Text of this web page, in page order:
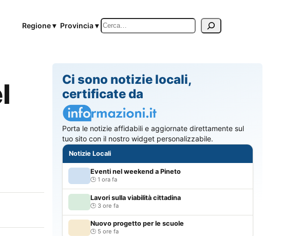
Regione ▾ Provincia ▾ Cerca
Ci sono notizie locali,
certificate da
Porta le notizie affidabili e aggiornate direttamente sul
tuo sito con il nostro widget personalizzabile.
Notizie Locali
Eventi nel weekend a Pineto
1 ora fa
Lavori sulla viabilità cittadina
3 ore fa
Nuovo progetto per le scuole
5 ore fa